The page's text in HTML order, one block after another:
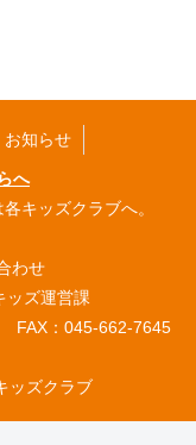
お知らせ
へ
キッズクラブへ。
わせ
ッズ運営課
：045-662-7645
ッズクラブ